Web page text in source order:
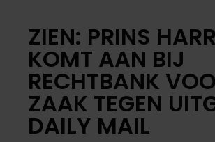
ZIEN: PRINS
KOMT AAN BIJ
RECHTBANK
ZAAK TEGEN
DAILY MAIL